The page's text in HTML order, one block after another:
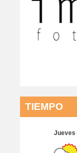
TIEMPO